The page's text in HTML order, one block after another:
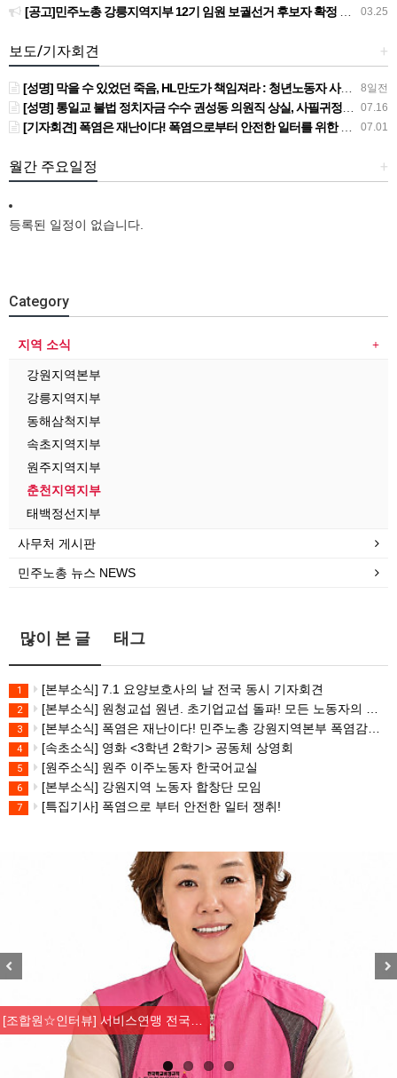
03.25
[공고]민주노총 강릉지역지부 12기 임원 보궐선거 후보자 확정 공고
+
보도/기자회견
8일전
[성명] 막을 수 있었던 죽음, HL만도가 책임져라 : 청년노동자 사망사고의 철저한 진상규명과 재발방지 대책 마련하라
07.16
[성명] 통일교 불법 정치자금 수수 권성동 의원직 상실, 사필귀정이다
07.01
[기자회견] 폭염은 재난이다! 폭염으로부터 안전한 일터를 위한 민주노총 강원지역본부 폭염감시단 선포 기자회견
+
월간 주요일정
등록된 일정이 없습니다.
Category
지역 소식
강원지역본부
강릉지역지부
동해삼척지부
속초지역지부
원주지역지부
춘천지역지부
태백정선지부
사무처 게시판
민주노총 뉴스 NEWS
많이 본 글 태그
1 [본부소식] 7.1 요양보호사의 날 전국 동시 기자회견
2 [본부소식] 원청교섭 원년. 초기업교섭 돌파! 모든 노동자의 노동기본권 쟁취! 민주노총 7.15 총파업대회
3 [본부소식] 폭염은 재난이다! 민주노총 강원지역본부 폭염감시단 선포 기자회견
4 [속초소식] 영화 <3학년 2학기> 공동체 상영회
5 [원주소식] 원주 이주노동자 한국어교실
6 [본부소식] 강원지역 노동자 합창단 모임
7 [특집기사] 폭염으로 부터 안전한 일터 쟁취!
[조합원☆인터뷰] 서비스연맹 전국…